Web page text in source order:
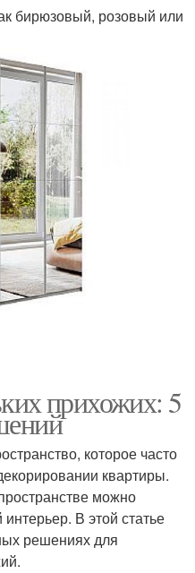
бирюзовый, розовый или
прихожих: 5
которое часто
квартиры.
можно
В этой статье
решениях для